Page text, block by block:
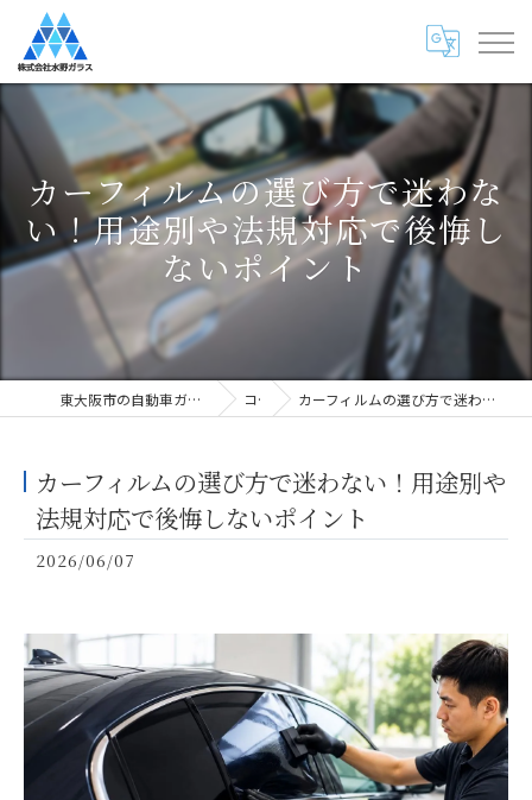
カーフィルムの選び方で迷わな
い！用途別や法規対応で後悔し
ないポイント
東大阪市の自動車ガラス専門店・株式会社水野ガラス コラム カーフィルムの選び方で迷わない！用途別や法規対応で後悔しないポイント
カーフィルムの選び方で迷わない！用途別や
法規対応で後悔しないポイント
2026/06/07